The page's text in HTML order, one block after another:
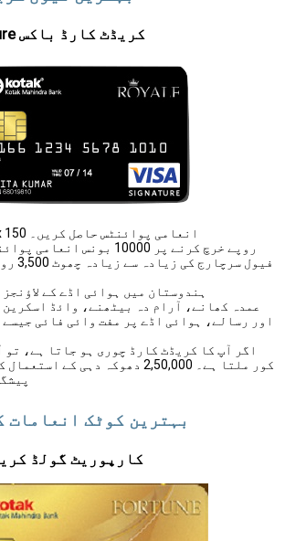
1. Royale Signature کریڈٹ کارڈ باکس
ہر روپے پر 4x انعامی پوائنٹس حاصل کریں۔ 150
4,00 روپے خرچ کرنے پر 10000 بونس انعامی پوائنٹس،
فیول
ہندوستان میں ہوائی اڈے کے
عمدہ کھانے، آرام دہ بیٹھنے، وائڈ اسکرین
اور رسالے، ہوائی اڈے پر مفت وائی فائی
اگر آپ کا کریڈٹ کارڈ چوری ہو جاتا ہے، تو
بہترین کوٹک انعامات
1. کارپوریٹ گولڈ